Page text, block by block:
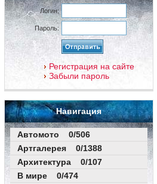
Логин:
Пароль:
Регистрация на сайте
Забыли пароль
Навигация
Автомото 0/506
Артгалерея 0/1388
Архитектура 0/107
В мире 0/474